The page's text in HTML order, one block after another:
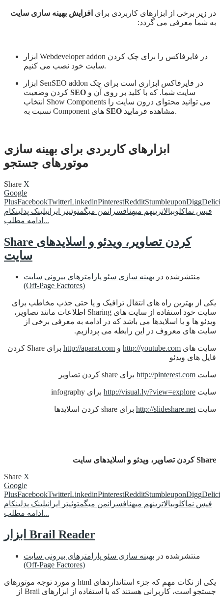
در زیر برخی از ابزارهای کاربردی برای افزایش بهینه سازی سایت
به شما معرفی می گردد:
ابزار Webdeveloper addon در فایرفاکس را برای چک کردن
سایت خود نصب می کنیم.
ابزار SenSEO addon در فایرفاکس ابزاری است برای چک
SEO سایت شما. که با کلید بر روی آن و
انتخاب Show Components می توانید محتوای درون سایت را
SEO مشاهده فرمایید.
ابزارهای کاربردی برای بهینه سازی
موتورهای جستجو
Share X
Google
PlusFacebookTwitterLinkedinPinterestRedditStumbleuponDigg
فیس نماکلوببالاترینهم میهنافسرانمن میگمتوئیتر ایرانیلینک پدلینکام
ادامه مطلب...
Share کردن تصاویر، ویدئو و اسلایدهای
سایت
منتشرشده در بهینه سازی سئو پارامترهای بیرونی سایت
(Off-Page Factores)
یکی از بهترین راه های انتقال ترافیک و یا حتی جذب مخاطب برای
سایت خود استفاده از سایت های Sharing اطلاعات مانند تصاویر،
ویدئو ها و یا اسلایدها می باشد که در ادامه به معرفی برخی از
سایت های معروف در این رابطه می پردازیم.
سایت های http://youtube.com و http://aparat.com
برای Share کردن
فایل های ویدئو
سایت http://pinterest.com برای share کردن تصاویر
سایت http://visual.ly/?view=explore برای infography
سایتhttp://slideshare.net برای share کردن اسلایدها
Share کردن تصاویر، ویدئو و اسلایدهای سایت
Share X
Google
PlusFacebookTwitterLinkedinPinterestRedditStumbleuponDigg
فیس نماکلوببالاترینهم میهنافسرانمن میگمتوئیتر ایرانیلینک پدلینکام
ادامه مطلب...
ابزار Brail Reader
منتشرشده در بهینه سازی سئو پارامترهای بیرونی سایت
(Off-Page Factores)
یکی از نکات مهم که جزء استانداردهای html و مورد توجه موتورهای
جستجو است، کاربرانی هستند که با استفاده از ابزارهای Brail از